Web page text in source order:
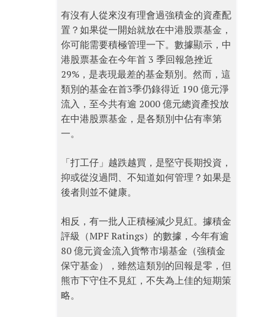
有沒有人從來沒有理會過強積金的資產配
置？如果從一開始就放在中港股票基金，
你可能需要積極管理一下。數據顯示，中
港股票基金在今年首 3 季回報急挫近
29%，是表現最差的基金類別。然而，這
類別的基金在首3季仍錄得近 190 億元淨
流入，至今共有逾 2000 億元總資產投放
在中港股票基金，是各類別中佔有率第
一。
「打工仔」越跌越買，是堅守長期投資，
抑或從沒過問、不知道如何管理？如果是
後者則並不健康。
相反，有一批人正積極減少見紅。據積金
評級（MPF Ratings）的數據，今年有逾
80 億元資金流入貨幣市場基金（強積金
保守基金），雖然這類別的回報是零，但
熊市下守住不見紅，不失為上佳的短期策
略。